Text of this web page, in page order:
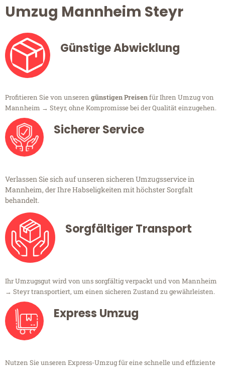
Umzug Mannheim Steyr
Günstige Abwicklung
Profitieren Sie von unseren günstigen Preisenfür Ihren Umzug von
Mannheim → Steyr, ohne Kompromisse bei der Qualität einzugehen.
Sicherer Service
Verlassen Sie sich auf unseren sicheren Umzugsservice in
Mannheim, der Ihre Habseligkeiten mit höchster Sorgfalt
behandelt.
Sorgfältiger Transport
Ihr Umzugsgut wird von uns sorgfältig verpackt und von Mannheim
→ Steyr transportiert, um einen sicheren Zustand zu gewährleisten.
Express Umzug
Nutzen Sie unseren Express-Umzug für eine schnelle und effiziente